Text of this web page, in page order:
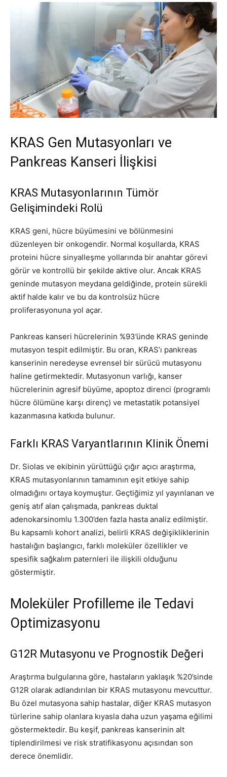
KRAS Gen Mutasyonları ve
Pankreas Kanseri İlişkisi
KRAS Mutasyonlarının Tümör
Gelişimindeki Rolü
KRAS geni, hücre büyümesini ve bölünmesini
düzenleyen bir onkogendir. Normal koşullarda, KRAS
proteini hücre sinyalleşme yollarında bir anahtar görevi
görür ve kontrollü bir şekilde aktive olur. Ancak KRAS
geninde mutasyon meydana geldiğinde, protein sürekli
aktif halde kalır ve bu da kontrolsüz hücre
proliferasyonuna yol açar.
Pankreas kanseri hücrelerinin %93’ünde KRAS geninde
mutasyon tespit edilmiştir. Bu oran, KRAS’ı pankreas
kanserinin neredeyse evrensel bir sürücü mutasyonu
haline getirmektedir. Mutasyonun varlığı, kanser
hücrelerinin agresif büyüme, apoptoz direnci (programlı
hücre ölümüne karşı direnç) ve metastatik potansiyel
kazanmasına katkıda bulunur.
Farklı KRAS Varyantlarının Klinik Önemi
Dr. Siolas ve ekibinin yürüttüğü çığır açıcı araştırma,
KRAS mutasyonlarının tamamının eşit etkiye sahip
olmadığını ortaya koymuştur. Geçtiğimiz yıl yayınlanan ve
geniş atıf alan çalışmada, pankreas duktal
adenokarsinomlu 1.300’den fazla hasta analiz edilmiştir.
Bu kapsamlı kohort analizi, belirli KRAS değişikliklerinin
hastalığın başlangıcı, farklı moleküler özellikler ve
spesifik sağkalım paternleri ile ilişkili olduğunu
göstermiştir.
Moleküler Profilleme ile Tedavi
Optimizasyonu
G12R Mutasyonu ve Prognostik Değeri
Araştırma bulgularına göre, hastaların yaklaşık %20’sinde
G12R olarak adlandırılan bir KRAS mutasyonu mevcuttur.
Bu özel mutasyona sahip hastalar, diğer KRAS mutasyon
türlerine sahip olanlara kıyasla daha uzun yaşama eğilimi
göstermektedir. Bu keşif, pankreas kanserinin alt
tiplendirilmesi ve risk stratifikasyonu açısından son
derece önemlidir.